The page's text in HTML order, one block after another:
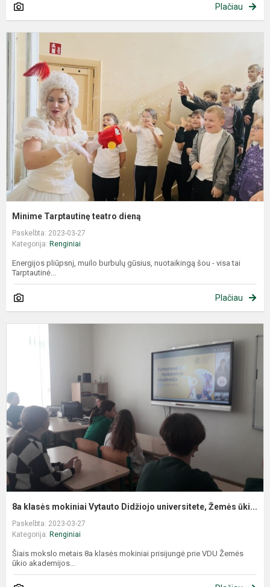
Plačiau
Minime Tarptautinę teatro dieną
Paskelbta: 2023-03-27
Kategorija: Renginiai
Energijos pliūpsnį, muilo burbulų gūsius, nuotaikingą šou - visa tai
Tarptautinė...
Plačiau
8a klasės mokiniai Vytauto Didžiojo universitete, Žemės ūki...
Paskelbta: 2023-03-27
Kategorija: Renginiai
Šiais mokslo metais 8a klasės mokiniai prisijungė prie VDU Žemės
ūkio akademijos...